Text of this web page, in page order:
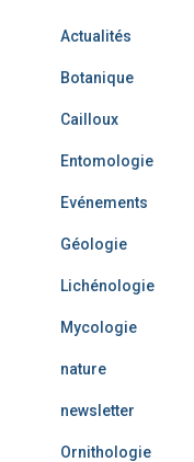
Actualités
Botanique
Cailloux
Entomologie
Evénements
Géologie
Lichénologie
Mycologie
nature
newsletter
Ornithologie